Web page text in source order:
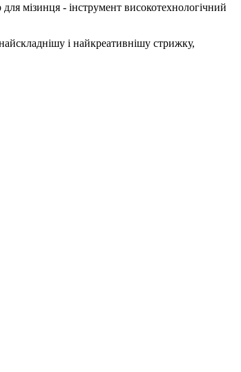
мізинця - інструмент високотехнологічний
і найкреативнішу стрижку,